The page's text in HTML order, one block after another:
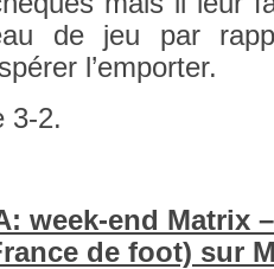
de jeu par
l’em­port­er.
3-2.
week-end Mat­rix
de foot) sur